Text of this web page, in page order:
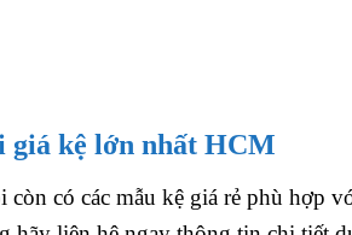
giá kệ lớn nhất HCM
còn có các mẫu kệ giá rẻ phù hợp